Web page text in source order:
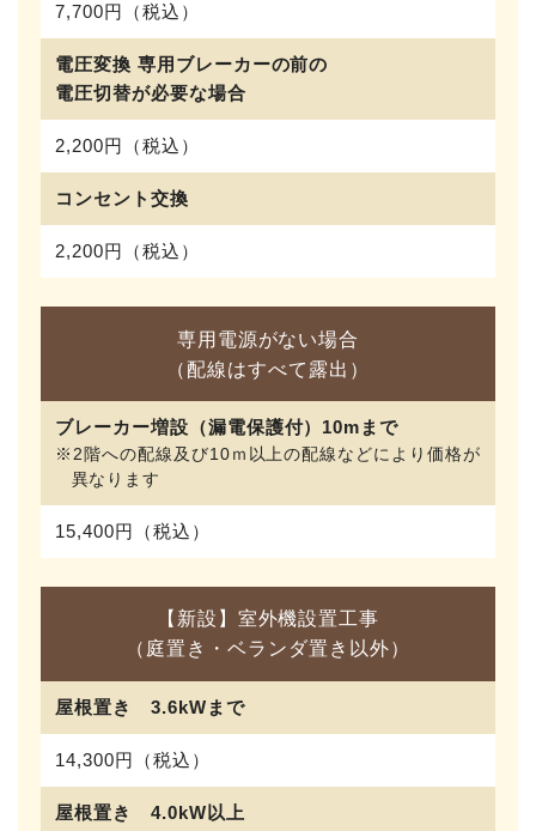
7,700円（税込）
電圧変換 専用ブレーカーの前の
電圧切替が必要な場合
2,200円（税込）
コンセント交換
2,200円（税込）
専用電源がない場合
（配線はすべて露出）
ブレーカー増設（漏電保護付）10mまで
※2階への配線及び10ｍ以上の配線などにより価格が
異なります
15,400円（税込）
【新設】室外機設置工事
（庭置き・ベランダ置き以外）
屋根置き 3.6kWまで
14,300円（税込）
屋根置き 4.0kW以上